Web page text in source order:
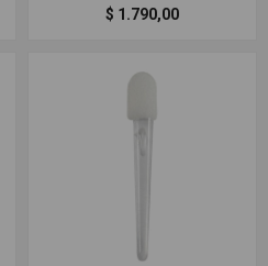
$ 1.790,00